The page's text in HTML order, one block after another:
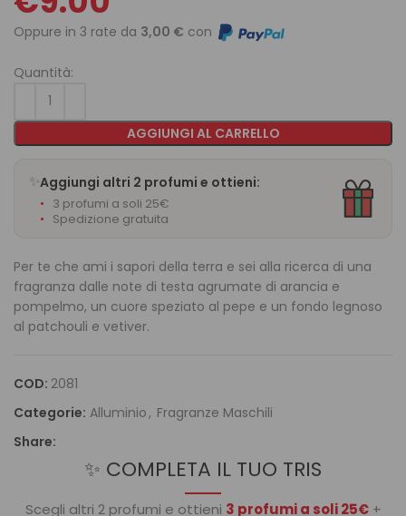
Oppure in 3 rate da 3,00 € con
Quantità:
AGGIUNGI AL CARRELLO
✨Aggiungi altri 2 profumi e ottieni:
3 profumi a soli 25€
Spedizione gratuita
Per te che ami i sapori della terra e sei alla ricerca di una
fragranza dalle note di testa agrumate di arancia e
pompelmo, un cuore speziato al pepe e un fondo legnoso
al patchouli e vetiver.
COD: 2081
Categorie: Alluminio, Fragranze Maschili
Share:
✨ COMPLETA IL TUO TRIS
Scegli altri 2 profumi e ottieni 3 profumi a soli 25€+